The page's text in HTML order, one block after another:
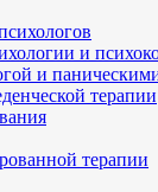
и
и
терапии
терапии